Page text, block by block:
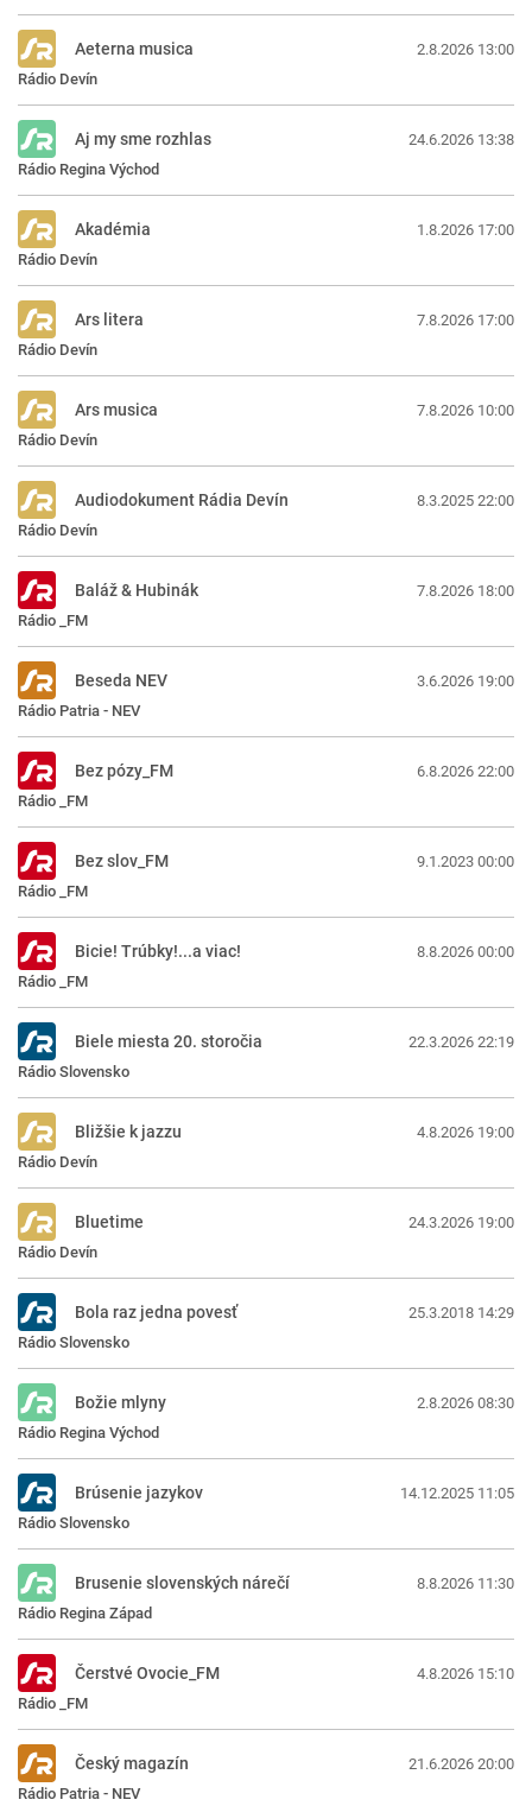
Rádio Devín
Aeterna musica 2.8.2026 13:00
Rádio Regina Východ
Aj my sme rozhlas 24.6.2026 13:38
Rádio Devín
Akadémia 1.8.2026 17:00
Rádio Devín
Ars litera 7.8.2026 17:00
Rádio Devín
Ars musica 7.8.2026 10:00
Rádio Devín
Audiodokument Rádia Devín 8.3.2025 22:00
Rádio _FM
Baláž & Hubinák 7.8.2026 18:00
Rádio Patria - NEV
Beseda NEV 3.6.2026 19:00
Rádio _FM
Bez pózy_FM 6.8.2026 22:00
Rádio _FM
Bez slov_FM 9.1.2023 00:00
Rádio _FM
Bicie! Trúbky!...a viac! 8.8.2026 00:00
Rádio Slovensko
Biele miesta 20. storočia 22.3.2026 22:19
Rádio Devín
Bližšie k jazzu 4.8.2026 19:00
Rádio Devín
Bluetime 24.3.2026 19:00
Rádio Slovensko
Bola raz jedna povesť 25.3.2018 14:29
Rádio Regina Východ
Božie mlyny 2.8.2026 08:30
Rádio Slovensko
Brúsenie jazykov 14.12.2025 11:05
Rádio Regina Západ
Brusenie slovenských nárečí 8.8.2026 11:30
Rádio _FM
Čerstvé Ovocie_FM 4.8.2026 15:10
Rádio Patria - NEV
Český magazín 21.6.2026 20:00